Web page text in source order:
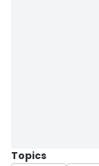
Topics